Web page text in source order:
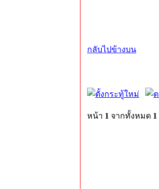
กลับไปข้างบน
หน้า 1 จากทั้งหมด 1